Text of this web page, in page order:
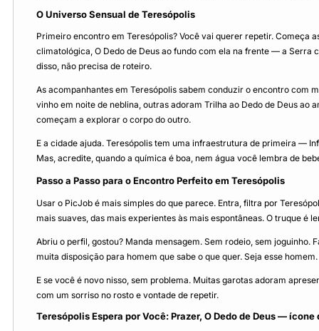
O Universo Sensual de Teresópolis
Primeiro encontro em Teresópolis? Você vai querer repetir.
climatológica, O Dedo de Deus ao fundo com ela na frente — a
disso, não precisa de roteiro.
As acompanhantes em Teresópolis sabem conduzir o encontro com
vinho em noite de neblina, outras adoram Trilha ao Dedo de Deus
começam a explorar o corpo do outro.
E a cidade ajuda. Teresópolis tem uma infraestrutura de primeira —
Mas, acredite, quando a química é boa, nem água você lembra de
Passo a Passo para o Encontro Perfeito em Teresópolis
Usar o PicJob é mais simples do que parece. Entra, filtra por
mais suaves, das mais experientes às mais espontâneas. O truque é
Abriu o perfil, gostou? Manda mensagem. Sem rodeio, sem
muita disposição para homem que sabe o que quer. Seja esse homem.
E se você é novo nisso, sem problema. Muitas garotas adoram
com um sorriso no rosto e vontade de repetir.
Teresópolis Espera por Você: Prazer, O Dedo de Deus —